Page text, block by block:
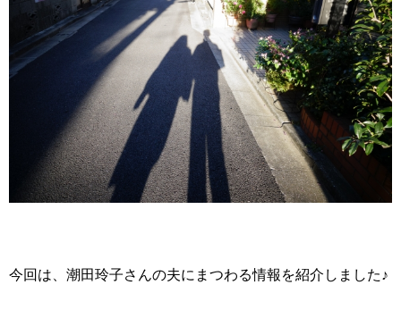
今回は、潮田玲子さんの夫にまつわる情報を紹介しました♪